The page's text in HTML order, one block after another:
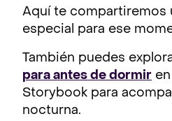
Aquí te compartiremos
especial para ese
También puedes
para antes de dormir
Storybook para
nocturna.